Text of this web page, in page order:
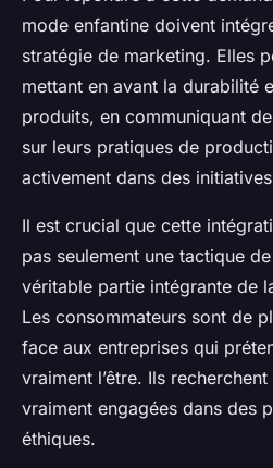
mode enfantine doivent
stratégie de marketing. Elles
mettant en avant la durabilité
produits, en communiquant
sur leurs pratiques de
activement dans des
Il est crucial que cette
pas seulement une tactique
véritable partie intégrante de
Les consommateurs sont de
face aux entreprises qui
vraiment l’être. Ils
vraiment engagées dans des
éthiques.